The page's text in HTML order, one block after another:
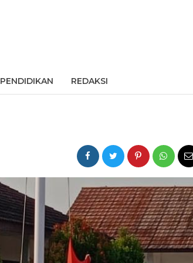
PENDIDIKAN REDAKSI